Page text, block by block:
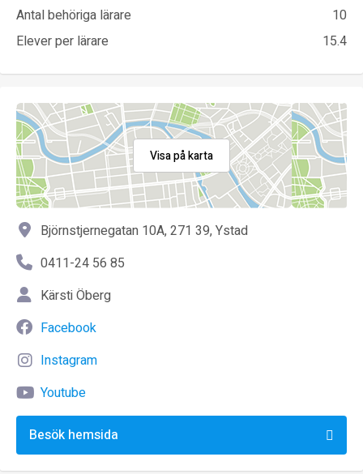
Antal behöriga lärare
10
Elever per lärare
15.4
Visa på karta
Björnstjernegatan 10A, 271 39, Ystad
0411-24 56 85
Kärsti Öberg
Facebook
Instagram
Youtube
Besök hemsida